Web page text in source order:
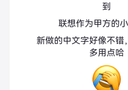
到
联想作为甲方的小
新做的中文字好像不错
多用点哈